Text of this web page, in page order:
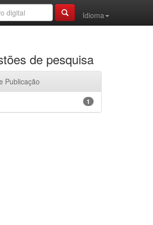
Idioma
de pesquisa
Publicação
1